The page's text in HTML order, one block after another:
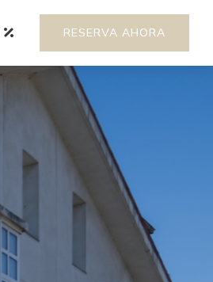
RESERVA AHORA